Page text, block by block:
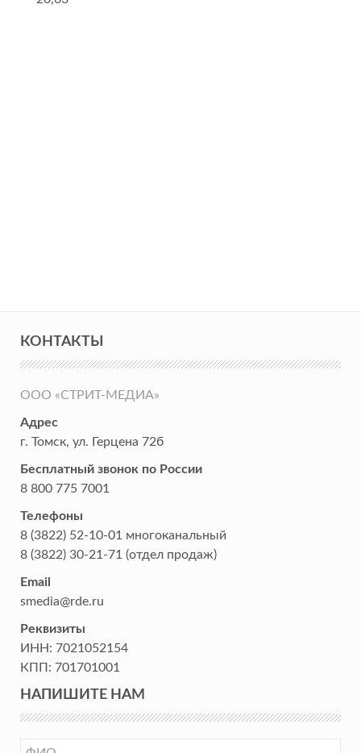
КОНТАКТЫ
ООО «СТРИТ-МЕДИА»
Адрес
г. Томск, ул. Герцена 72б
Бесплатный звонок по России
8 800 775 7001
Телефоны
8 (3822) 52-10-01 многоканальный
8 (3822) 30-21-71 (отдел продаж)
Email
smedia@rde.ru
Реквизиты
ИНН: 7021052154
КПП: 701701001
НАПИШИТЕ НАМ